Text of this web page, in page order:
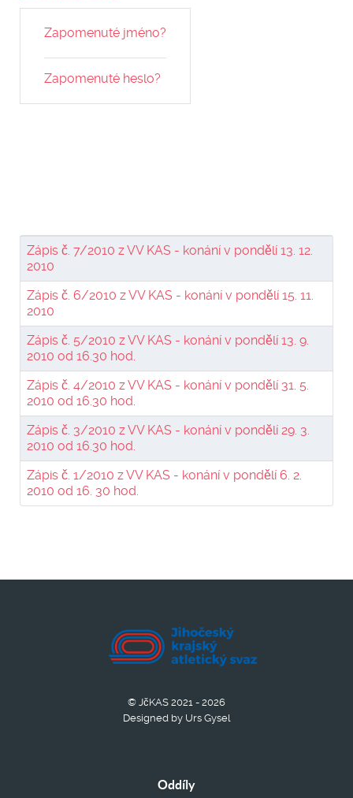
Zapomenuté jméno?
Zapomenuté heslo?
Zápis č. 7/2010 z VV KAS - konání v pondělí 13. 12.
2010
Zápis č. 6/2010 z VV KAS - konání v pondělí 15. 11.
2010
Zápis č. 5/2010 z VV KAS - konání­ v pondělí­ 13. 9.
2010 od 16.30 hod.
Zápis č. 4/2010 z VV KAS - konání v pondělí 31. 5.
2010 od 16.30 hod.
Zápis č. 3/2010 z VV KAS - konání v pondělí 29. 3.
2010 od 16.30 hod.
Zápis č. 1/2010 z VV KAS - konání v pondělí 6. 2.
2010 od 16. 30 hod.
© JčKAS 2021 - 2026
Designed by Urs Gysel
Oddíly